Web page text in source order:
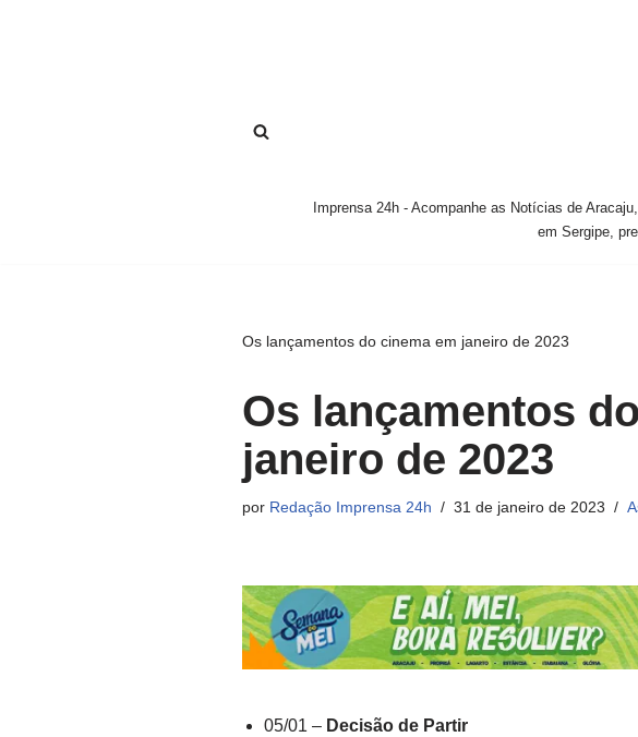
Imprensa 24h - Acompanhe as Notícias de
em Sergipe,
Os lançamentos do cinema em janeiro de 2023
Os lançamentos
janeiro de 2023
por Redação Imprensa 24h 31 de janeiro de 2023
05/01 – Decisão de Partir